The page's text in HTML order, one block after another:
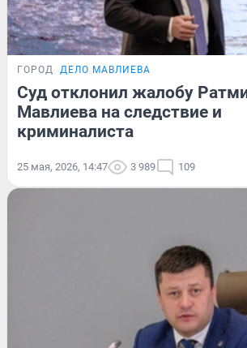
ГОРОД ДЕЛО МАВЛИЕВА
Суд отклонил жалобу
Мавлиева на следствие и
криминалиста
25 мая, 2026, 14:47 3 989 109